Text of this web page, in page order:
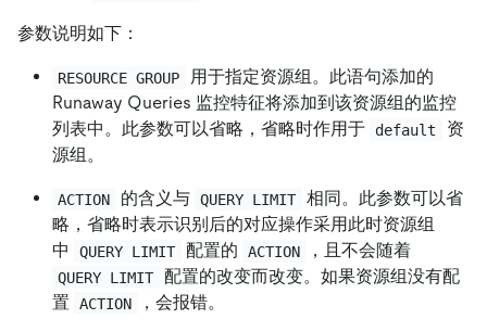
参数说明如下：
RESOURCE GROUP
用于指定资源组。此语句添加的
Runaway Queries 监控特征将添加到该资源组的监控
列表中。此参数可以省略，省略时作用于
default
资
源组。
ACTION 的含义与 QUERY LIMIT
相同。此参数可以省
略，省略时表示识别后的对应操作采用此时资源组
中
QUERY LIMIT 配置的 ACTION ，且不会随着
QUERY LIMIT 配置的改变而改变。如果资源组没有配
置
ACTION ，会报错。